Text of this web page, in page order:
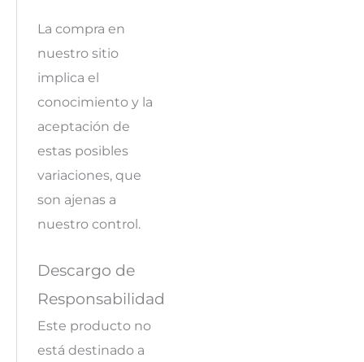
La compra en
nuestro sitio
implica el
conocimiento y la
aceptación de
estas posibles
variaciones, que
son ajenas a
nuestro control.
Descargo de
Responsabilidad
Este producto no
está destinado a